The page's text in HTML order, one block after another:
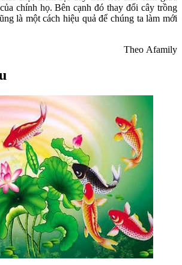
chính họ. Bên cạnh đó thay đổi cây trồng
là một cách hiệu quả để chúng ta làm mới
Theo Afamily